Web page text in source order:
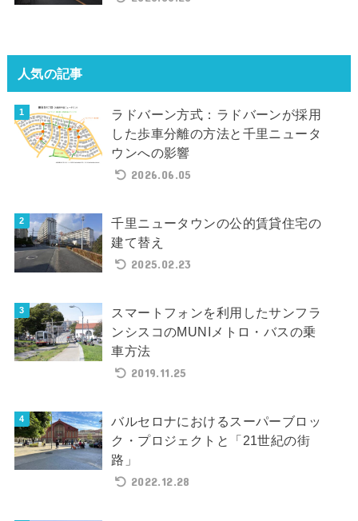
人気の記事
ラドバーン方式：ラドバーンが採用
した歩車分離の方法と千里ニュータ
ウンへの影響
2026.06.05
千里ニュータウンの公的賃貸住宅の
建て替え
2025.02.23
スマートフォンを利用したサンフラ
ンシスコのMUNIメトロ・バスの乗
車方法
2019.11.25
バルセロナにおけるスーパーブロッ
ク・プロジェクトと「21世紀の街
路」
2022.12.28